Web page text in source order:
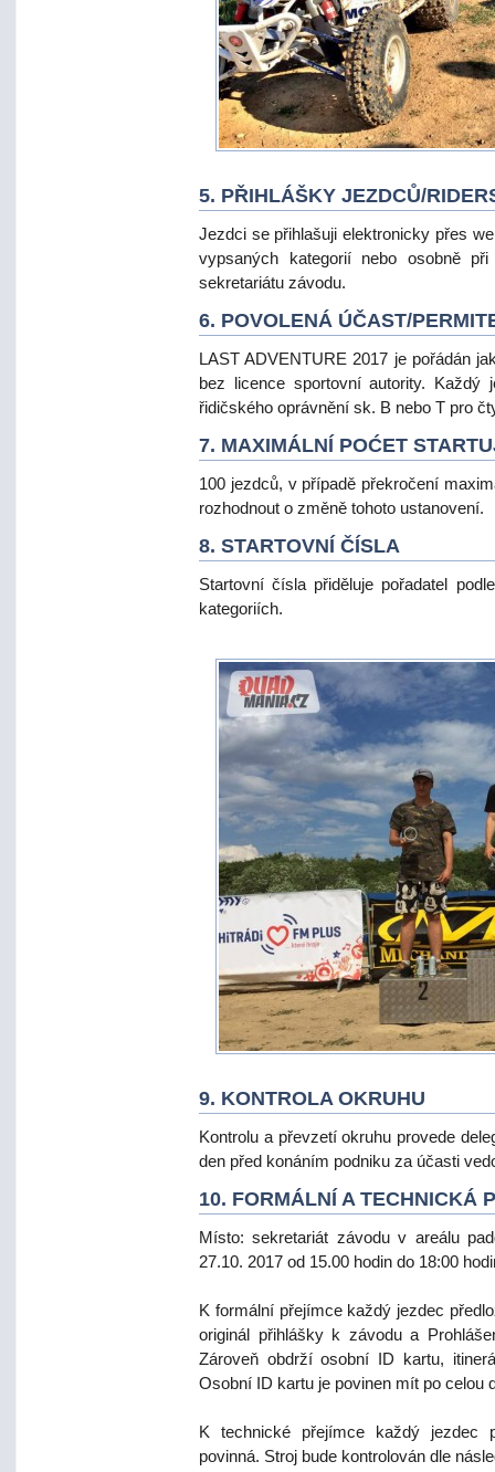
5. PŘIHLÁŠKY JEZDCŮ/
Jezdci se přihlašuji elektronicky přes
vypsaných kategorií nebo osobně
sekretariátu závodu.
6. POVOLENÁ ÚČAST/
LAST ADVENTURE 2017 je pořádán
bez licence sportovní autority. Každý
řidičského oprávnění sk. B nebo T pro
7. MAXIMÁLNÍ POĆET
100 jezdců, v případě překročení
rozhodnout o změně tohoto ustanovení.
8. STARTOVNÍ ČÍSLA
Startovní čísla přiděluje pořadatel
kategoriích.
9. KONTROLA OKRUHU
Kontrolu a převzetí okruhu provede
den před konáním podniku za účasti
10. FORMÁLNÍ A TECHNICKÁ
Místo: sekretariát závodu v areálu
27.10. 2017 od 15.00 hodin do 18:00
K formální přejímce každý jezdec
originál přihlášky k závodu a
Zároveň obdrží osobní ID kartu,
Osobní ID kartu je povinen mít po celou
K technické přejímce každý jezdec
povinná. Stroj bude kontrolován dle